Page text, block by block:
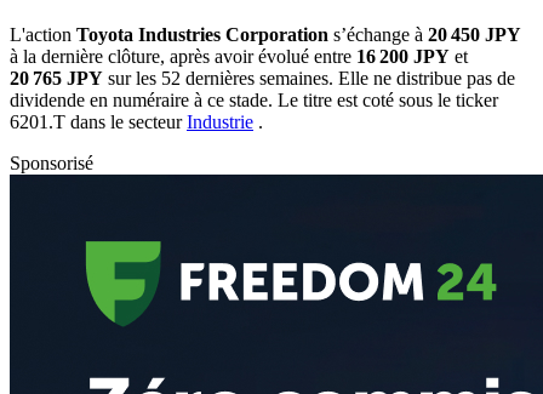
L'action Toyota Industries Corporation s’échange à 20 450 JPY
à la dernière clôture, après avoir évolué entre 16 200 JPY et
20 765 JPY sur les 52 dernières semaines. Elle ne distribue pas de
dividende en numéraire à ce stade. Le titre est coté sous le ticker
6201.T dans le secteurIndustrie .
Sponsorisé